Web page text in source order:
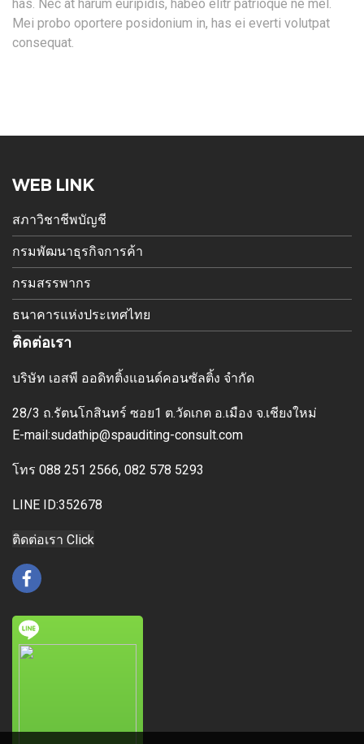
has. Nec at harum euripidis, habeo elitr patrioque ne mel.
Mei probo oportere posidonium in, has ei everti volutpat
consequat.
WEB LINK
สภาวิชาชีพบัญชี
กรมพัฒนาธุรกิจการค้า
กรมสรรพากร
ธนาคารแห่งประเทศไทย
ติดต่อเรา
บริษัท เอสพี ออดิทติ้งแอนด์คอนซัลติ้ง จำกัด
28/3 ถ.รัตนโกสินทร์ ซอย1 ต.วัดเกต อ.เมือง จ.เชียงใหม่
E-mail:sudathip@spauditing-consult.com
โทร 088 251 2566, 082 578 5293
LINE ID:352678
ติดต่อเรา Click